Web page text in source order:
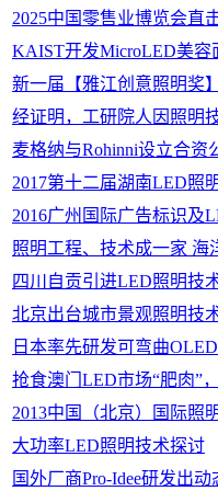
2025中国零售业博览会直
KAIST开发MicroLED美容
新一届【雅江创意照明奖
经证明，工研院人因照明
麦格纳与Rohinni设立合资
2017第十二届湖南LED照
2016广州国际广告标识及
照明工程、技术成一家 海
四川自贡引进LED照明技
北京出台城市景观照明技
日本率先研发可弯曲
抢食澳门LED市场“肥肉”
2013中国（北京）国际照
大功率LED照明技术探讨
国外厂商Pro-Idee研发出